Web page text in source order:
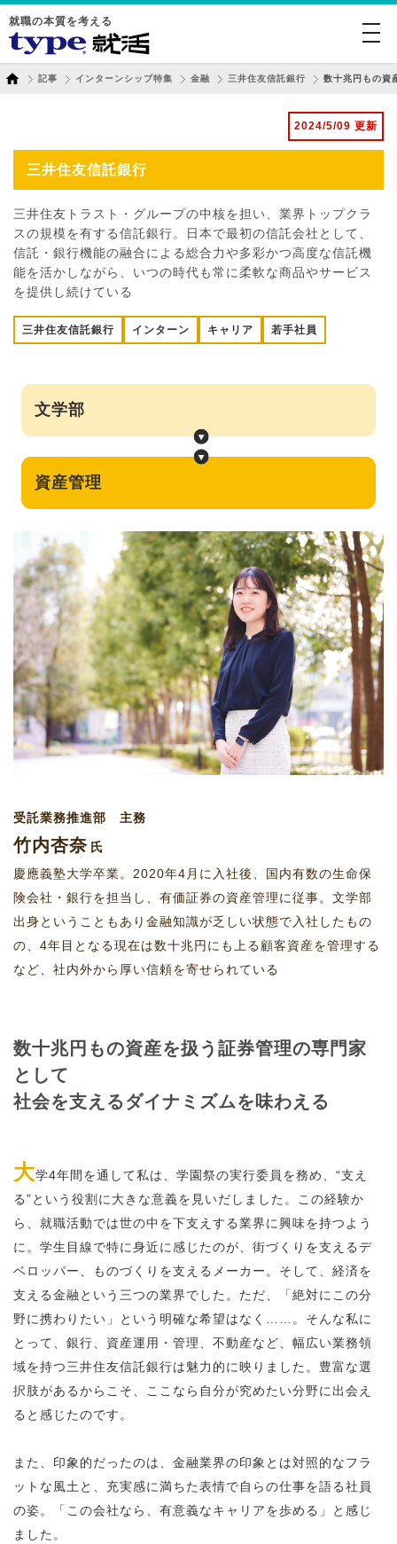
就職の本質を考える
記事 インターンシップ特集 金融 三井住友信託銀行 数十兆円もの資
2024/5/09 更新
三井住友信託銀行
三井住友トラスト・グループの中核を担い、業界トップクラ
スの規模を有する信託銀行。日本で最初の信託会社として、
信託・銀行機能の融合による総合力や多彩かつ高度な信託機
能を活かしながら、いつの時代も常に柔軟な商品やサービス
を提供し続けている
三井住友信託銀行 インターン キャリア 若手社員
文学部
資産管理
受託業務推進部 主務
竹内杏奈 氏
慶應義塾大学卒業。2020年4月に入社後、国内有数の生命保
険会社・銀行を担当し、有価証券の資産管理に従事。文学部
出身ということもあり金融知識が乏しい状態で入社したもの
の、4年目となる現在は数十兆円にも上る顧客資産を管理する
など、社内外から厚い信頼を寄せられている
数十兆円もの資産を扱う証券管理の専門家
として
社会を支えるダイナミズムを味わえる
大学4年間を通して私は、学園祭の実行委員を務め、“支え
る”という役割に大きな意義を見いだしました。この経験か
ら、就職活動では世の中を下支えする業界に興味を持つよう
に。学生目線で特に身近に感じたのが、街づくりを支えるデ
ベロッパー、ものづくりを支えるメーカー。そして、経済を
支える金融という三つの業界でした。ただ、「絶対にこの分
野に携わりたい」という明確な希望はなく……。そんな私に
とって、銀行、資産運用・管理、不動産など、幅広い業務領
域を持つ三井住友信託銀行は魅力的に映りました。豊富な選
択肢があるからこそ、ここなら自分が究めたい分野に出会え
ると感じたのです。
また、印象的だったのは、金融業界の印象とは対照的なフラ
ットな風土と、充実感に満ちた表情で自らの仕事を語る社員
の姿。「この会社なら、有意義なキャリアを歩める」と感じ
ました。